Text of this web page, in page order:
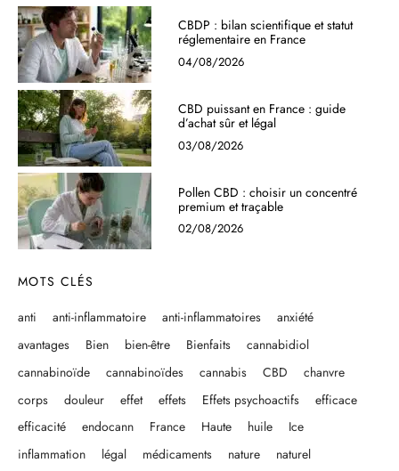
CBDP : bilan scientifique et statut
réglementaire en France
04/08/2026
CBD puissant en France : guide
d’achat sûr et légal
03/08/2026
Pollen CBD : choisir un concentré
premium et traçable
02/08/2026
MOTS CLÉS
anti anti-inflammatoire anti-inflammatoires
anxiété
avantages
Bien bien-être Bienfaits
cannabidiol
cannabinoïde
cannabinoïdes cannabis CBD
chanvre
corps
douleur effet effets Effets psychoactifs
efficace
efficacité
endocann France Haute huile
Ice
inflammation
légal médicaments nature
naturel